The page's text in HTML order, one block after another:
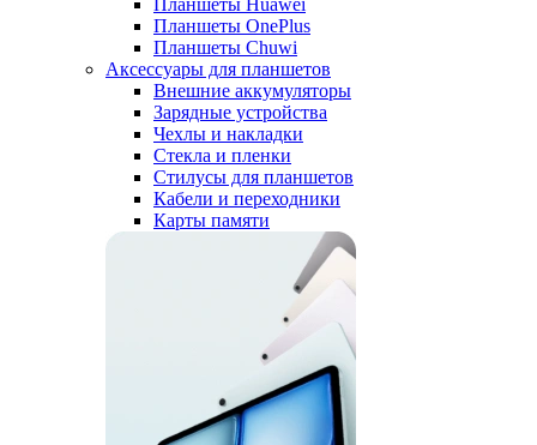
Планшеты Huawei
Планшеты OnePlus
Планшеты Chuwi
Аксессуары для планшетов
Внешние аккумуляторы
Зарядные устройства
Чехлы и накладки
Стекла и пленки
Стилусы для планшетов
Кабели и переходники
Карты памяти